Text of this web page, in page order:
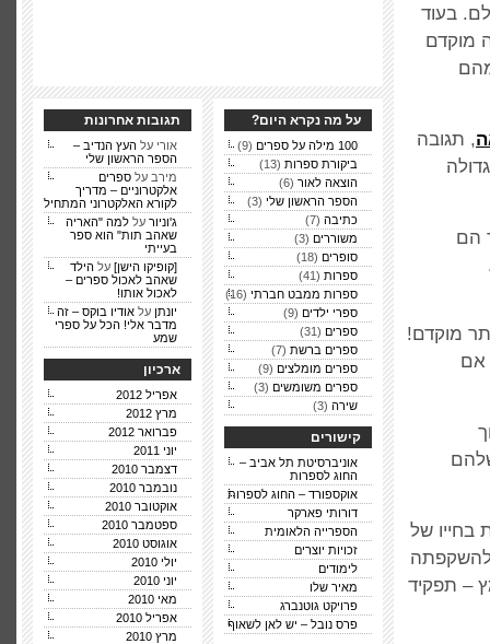
בעוד
מוקדם
, תגובה
הם
מוקדם!
אם
בחייו של
להשקפתה
– תפקיד
על מה נקרא היום?
100 מילה על ספרים
(9)
ביקורת ספרות (13)
הוצאה לאור (6)
הספר הראשון שלי (3)
כתיבה (7)
משוררים (3)
סופרים (18)
ספרות (41)
ספרות ממבט חברתי (16)
ספרי ילדים (9)
ספרים (31)
ספרים ברשת (7)
ספרים מומלצים (9)
ספרים משומשים (3)
שירה (3)
קישורים
אוניברסיטת תל אביב –
החוג לספרות
אוקספורד – החוג לספרות
דורותי פארקר
הספרייה הלאומית
זכויות יוצרים
לימודים
מאיר שלו
פרויקט גוטנברג
פרס נובל – יש לאן לשאוף
תגובות אחרונות
אורי על העץ הנדיב –
הספר הראשון שלי
מירב על ספרים
אלקטרוניים – מדריך
לקורא האלקטרוני המתחיל
ג'וניור על למה "האריה
שאהב תות" הוא ספר
בעייתי
[קופיקו הישן] על הילד
שאהב לאכול ספרים –
לאכול אותו!
יונתן על אודיו בוקס – זה
מדבר אלי! הכל על ספרי
שמע
ארכיון
אפריל 2012
מרץ 2012
פברואר 2012
יוני 2011
דצמבר 2010
נובמבר 2010
אוקטובר 2010
ספטמבר 2010
אוגוסט 2010
יולי 2010
יוני 2010
מאי 2010
אפריל 2010
מרץ 2010